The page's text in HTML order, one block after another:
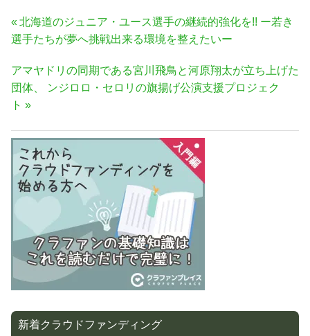
投
稿
ビ
ゲ
ー
シ
ョ
ン
前
の
事:
北海道のジュニア・ユース選手の継続的強化を!! ー若き
選手たちが夢へ挑戦出来る環境を整えたいー
次
の
記
アマヤドリの同期である宮川飛鳥と河原翔太が立ち上げた
団体、 ンジロロ・セロリの旗揚げ公演支援プロジェク
ト
新着クラウドファンディング